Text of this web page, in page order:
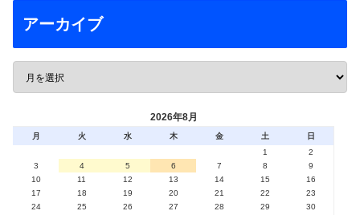
アーカイブ
2026年8月
月 火 水 木 金 土
日
1
2
3
4 5 6 7 8
9
10
11 12 13 14 15
16
17
18 19 20 21 22
23
24
25 26 27 28 29
30